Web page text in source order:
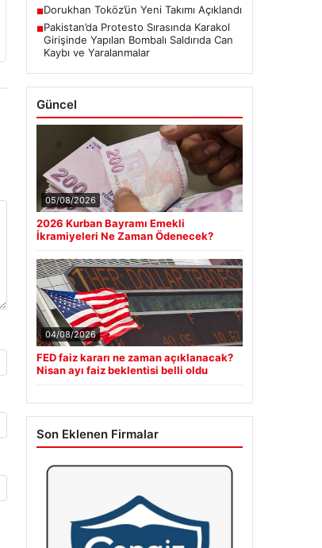
■Dorukhan Toköz’ün Yeni Takımı Açıklandı
■Pakistan’da Protesto Sırasında Karakol
Girişinde Yapılan Bombalı Saldırıda Can
Kaybı ve Yaralanmalar
Güncel
05/08/2026
2026 Kurban Bayramı Emekli
İkramiyeleri Ne Zaman Ödenecek?
04/08/2026
FED faiz kararı ne zaman açıklanacak?
Nisan ayı faiz beklentisi belli oldu
Son Eklenen Firmalar